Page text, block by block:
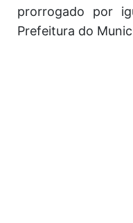
prorrogado por
Prefeitura do